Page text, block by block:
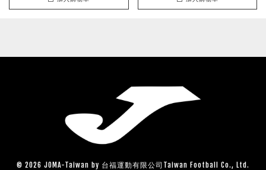
© 2026 JOMA-Taiwan by 台福運動有限公司Taiwan Football Co., Ltd.